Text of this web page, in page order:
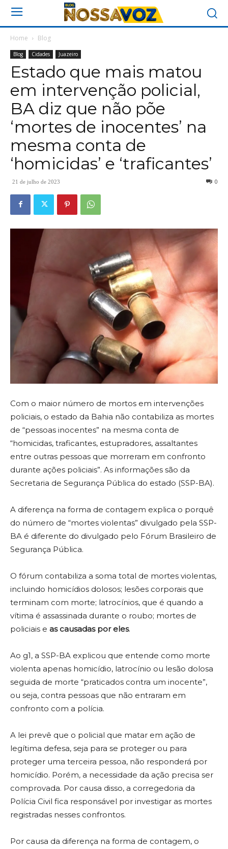
Home Blog
Blog Cidades Juazeiro
Estado que mais matou
em intervenção policial,
BA diz que não põe
‘mortes de inocentes’ na
mesma conta de
‘homicidas’ e ‘traficantes’
21 de julho de 2023 0
Com o maior número de mortos em intervenções
policiais, o estado da Bahia não contabiliza as mortes
de “pessoas inocentes” na mesma conta de
“homicidas, traficantes, estupradores, assaltantes
entre outras pessoas que morreram em confronto
durante ações policiais”. As informações são da
Secretaria de Segurança Pública do estado (SSP-BA).
A diferença na forma de contagem explica o porquê
do número de “mortes violentas” divulgado pela SSP-
BA é diferente do divulgado pelo Fórum Brasileiro de
Segurança Pública.
O fórum contabiliza a soma total de mortes violentas,
incluindo homicídios dolosos; lesões corporais que
terminam com morte; latrocínios, que é quando a
vítima é assassinada durante o roubo; mortes de
policiais e as causadas por eles.
Ao g1, a SSP-BA explicou que entende como morte
violenta apenas homicídio, latrocínio ou lesão dolosa
seguida de morte “praticados contra um inocente”,
ou seja, contra pessoas que não entraram em
confronto com a polícia.
A lei prevê que o policial que matar em ação de
legítima defesa, seja para se proteger ou para
proteger uma terceira pessoa, não responderá por
homicídio. Porém, a necessidade da ação precisa ser
comprovada. Por causa disso, a corregedoria da
Polícia Civil fica responsável por investigar as mortes
registradas nesses confrontos.
Por causa da diferença na forma de contagem, o